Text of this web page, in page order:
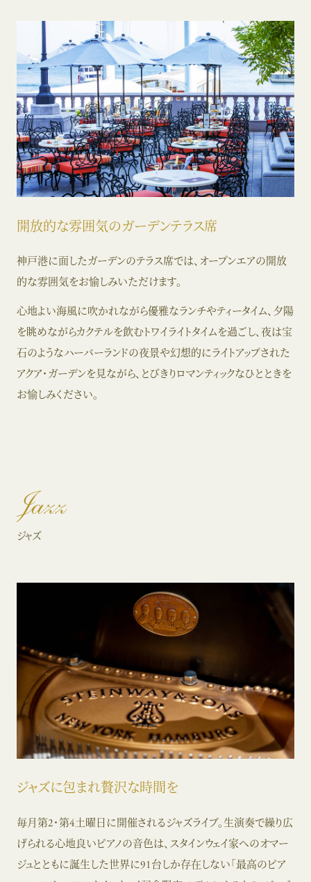
開放的な雰囲気のガーデンテラス席
神戸港に面したガーデンのテラス席では、オープンエアの開放
的な雰囲気をお愉しみいただけます。
心地よい海風に吹かれながら優雅なランチやティータイム、夕陽
を眺めながらカクテルを飲むトワイライトタイムを過ごし、夜は宝
石のようなハーバーランドの夜景や幻想的にライトアップされた
アクア・ガーデンを見ながら、とびきりロマンティックなひとときを
お愉しみください。
Jazz
ジャズ
ジャズに包まれ贅沢な時間を
毎月第2・第4土曜日に開催されるジャズライブ。生演奏で繰り広
げられる心地良いピアノの音色は、スタインウェイ家へのオマー
ジュとともに誕生した世界に91台しか存在しない「最高のピア